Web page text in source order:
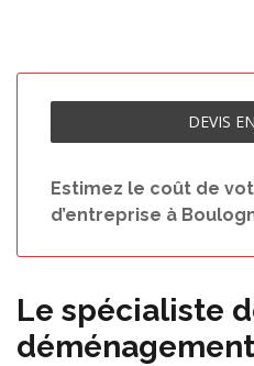
DEVIS
Estimez le coût de
d’entreprise à
Le spécialiste